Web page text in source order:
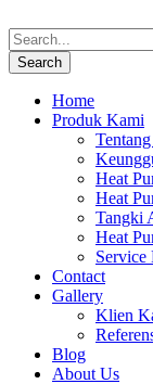
Home
Produk Kami
Heat
Heat
Tangki
Heat
Service
Contact
Gallery
Klien
Blog
About Us